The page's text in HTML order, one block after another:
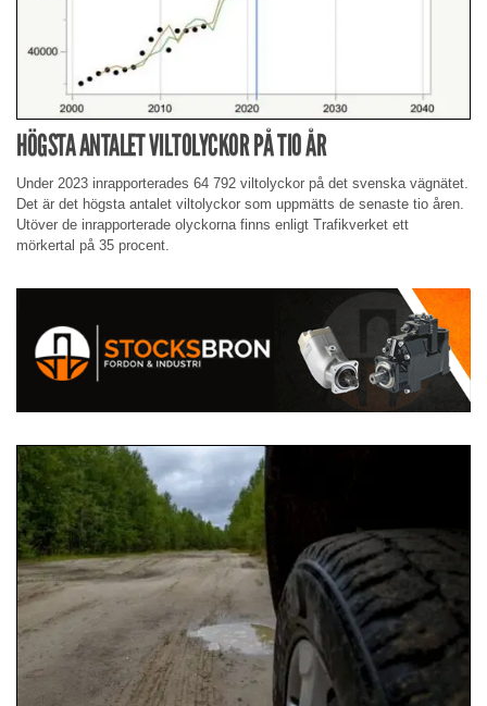
HÖGSTA ANTALET VILTOLYCKOR PÅ TIO ÅR
Under 2023 inrapporterades 64 792 viltolyckor på det svenska vägnätet.
Det är det högsta antalet viltolyckor som uppmätts de senaste tio åren.
Utöver de inrapporterade olyckorna finns enligt Trafikverket ett
mörkertal på 35 procent.